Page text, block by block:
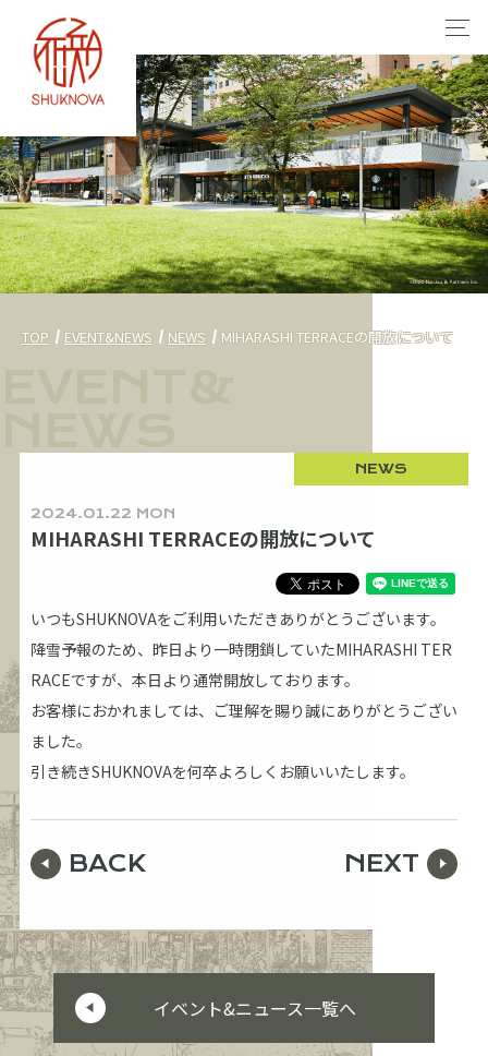
TOP EVENT&NEWS NEWS MIHARASHI TERRACEの開放について
NEWS
2024.01.22 MON
MIHARASHI TERRACEの開放について
いつもSHUKNOVAをご利用いただきありがとうございます。
降雪予報のため、昨日より一時閉鎖していたMIHARASHI TER
RACEですが、本日より通常開放しております。
お客様におかれましては、ご理解を賜り誠にありがとうござい
ました。
引き続きSHUKNOVAを何卒よろしくお願いいたします。
BACK NEXT
イベント&ニュース一覧へ